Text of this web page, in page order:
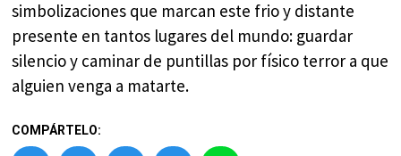
simbolizaciones que marcan este frio y distante
presente en tantos lugares del mundo: guardar
silencio y caminar de puntillas por físico terror a que
alguien venga a matarte.
COMPÁRTELO: